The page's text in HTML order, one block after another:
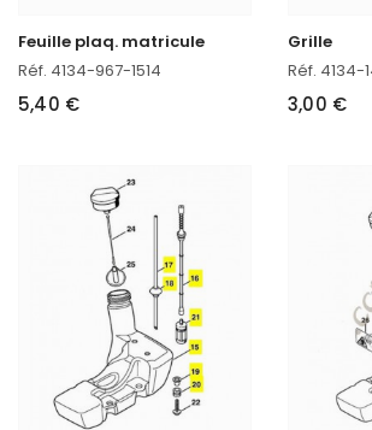
Feuille plaq. matricule
Réf. 4134-967-1514
5,40 €
Grille
Réf. 4134-
3,00 €